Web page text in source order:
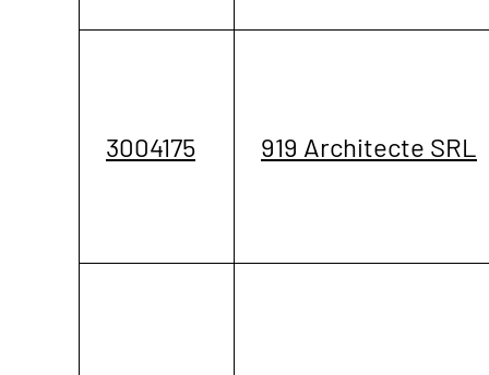
3004175 919 Architecte SRL